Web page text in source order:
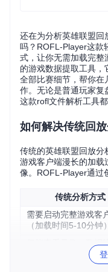
还在为分析英雄联盟回
吗？ROFL-Player这款
式，让你无需加载完整
的游戏数据提取工具，
全部比赛细节，帮你在
作。无论是普通玩家复
这款rofl文件解析工具
如何解决传统回
传统的英雄联盟回放分
游戏客户端漫长的加载
像。ROFL-Player通过
传统分析方式
需要启动完整游戏客
（加载时间5-10分钟）
仅能查看录像，数据